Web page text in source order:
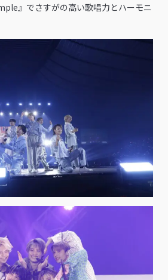
』でさすがの高い歌唱力とハーモニ